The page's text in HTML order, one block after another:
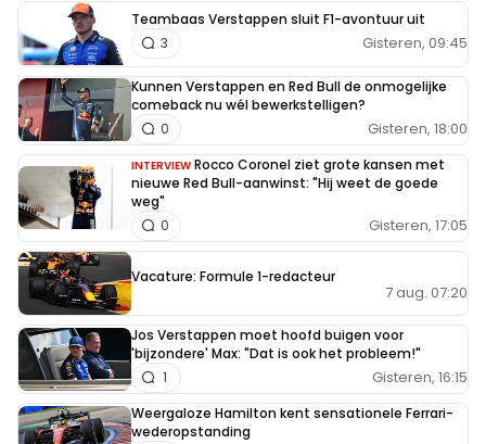
Teambaas Verstappen sluit F1-avontuur uit
Gisteren, 09:45
3
Kunnen Verstappen en Red Bull de onmogelijke
comeback nu wél bewerkstelligen?
Gisteren, 18:00
0
INTERVIEW Rocco Coronel ziet grote kansen met
nieuwe Red Bull-aanwinst: "Hij weet de goede
weg"
Gisteren, 17:05
0
Vacature: Formule 1-redacteur
7 aug. 07:20
Jos Verstappen moet hoofd buigen voor
'bijzondere' Max: "Dat is ook het probleem!"
Gisteren, 16:15
1
Weergaloze Hamilton kent sensationele Ferrari-
wederopstanding